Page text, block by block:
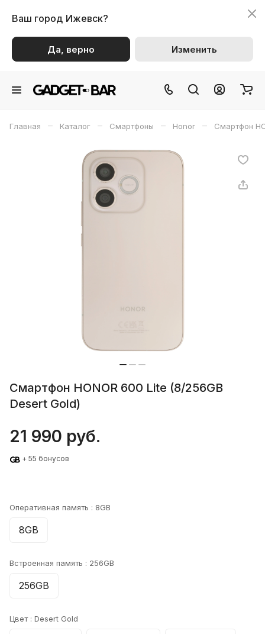
Ваш город Ижевск?
Да, верно Изменить
Главная – Каталог – Смартфоны – Honor – Смартфон
Смартфон HONOR 600 Lite (8/256GB
Desert Gold)
21 990 руб.
+ 55 бонусов
Оперативная память : 8GB
8GB
Встроенная память : 256GB
256GB
Цвет : Desert Gold